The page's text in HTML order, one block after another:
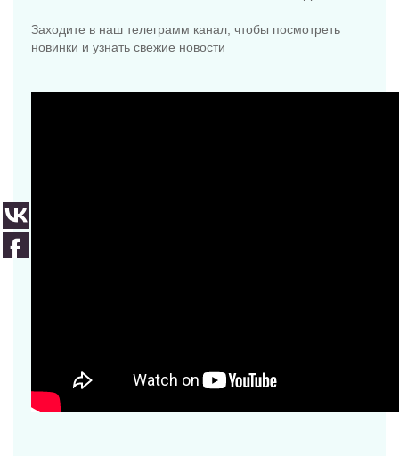
Заходите в наш телеграмм канал, чтобы посмотреть
новинки и узнать свежие новости